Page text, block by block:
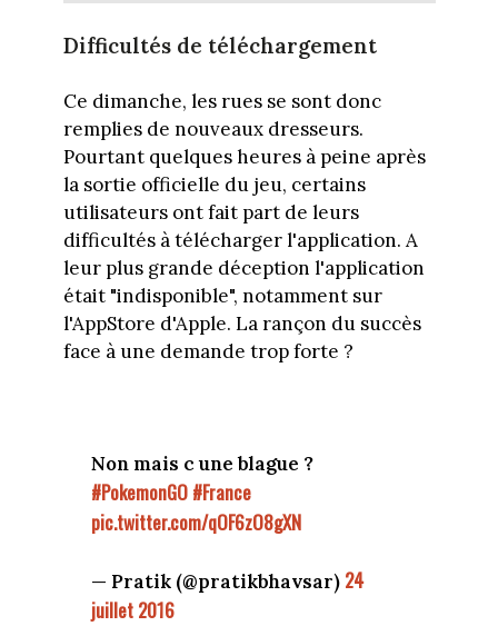
Difficultés de téléchargement
Ce dimanche, les rues se sont donc
remplies de nouveaux dresseurs.
Pourtant quelques heures à peine après
la sortie officielle du jeu, certains
utilisateurs ont fait part de leurs
difficultés à télécharger l'application. A
leur plus grande déception l'application
était "indisponible", notamment sur
l'AppStore d'Apple. La rançon du succès
face à une demande trop forte ?
Non mais c une blague ?
#PokemonGO #France
pic.twitter.com/qOF6zO8gXN
— Pratik (@pratikbhavsar) 24
juillet 2016